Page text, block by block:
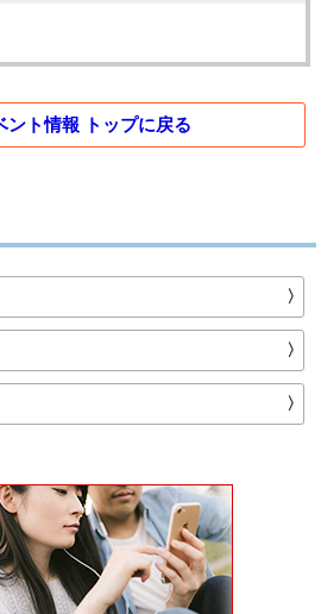
ント情報 トップに戻る
〉
〉
〉